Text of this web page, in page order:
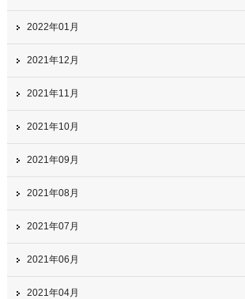
2022年01月
2021年12月
2021年11月
2021年10月
2021年09月
2021年08月
2021年07月
2021年06月
2021年04月